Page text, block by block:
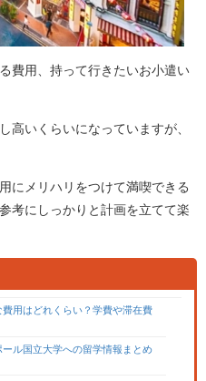
費用、持って行きたいお小遣い
高いくらいになっていますが、
にメリハリをつけて満喫できる
考にしっかりと計画を立てて楽
費用はどれくらい？学費や滞在費
ール国立大学への留学情報まとめ